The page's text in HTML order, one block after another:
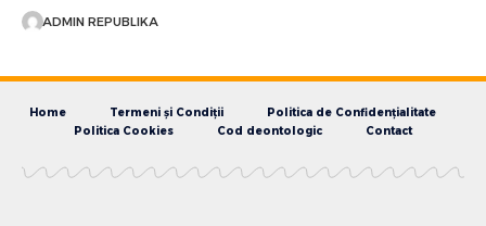
ADMIN REPUBLIKA
Home Termeni și Condiții
Politica de Confidențialitate
Politica Cookies
Cod deontologic Contact